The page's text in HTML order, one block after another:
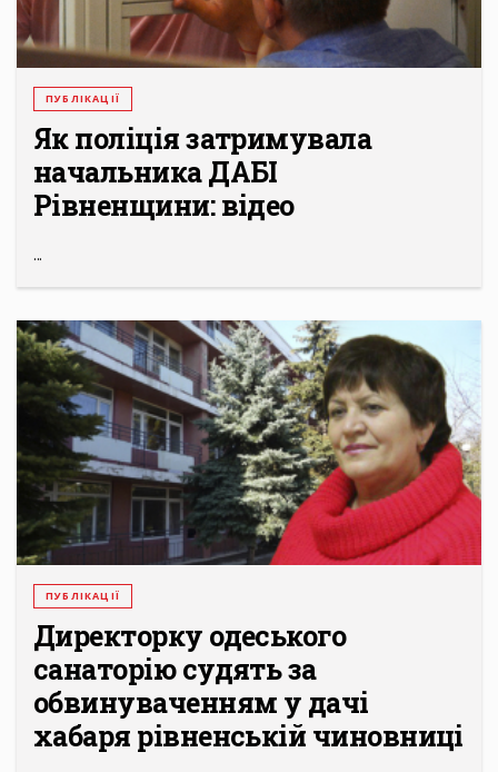
ПУБЛІКАЦІЇ
Як поліція затримувала
начальника ДАБІ
Рівненщини: відео
...
ПУБЛІКАЦІЇ
Директорку одеського
санаторію судять за
обвинуваченням у дачі
хабаря рівненській чиновниці